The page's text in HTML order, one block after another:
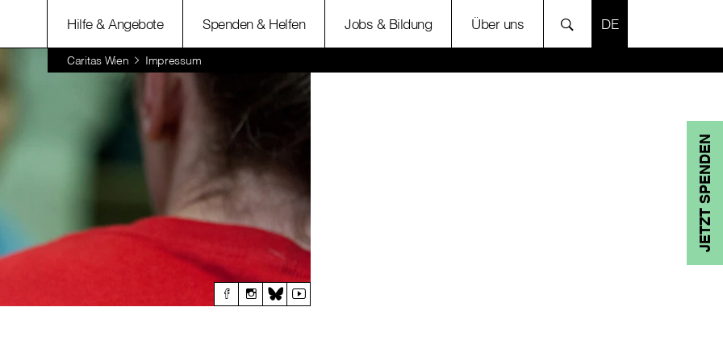
Hilfe & Angebote Spenden & Helfen Jobs & Bildung Über uns SPRACHE
Caritas Wien Impressum
JETZT SPENDEN